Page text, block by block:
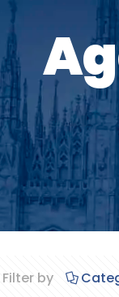
Filter by